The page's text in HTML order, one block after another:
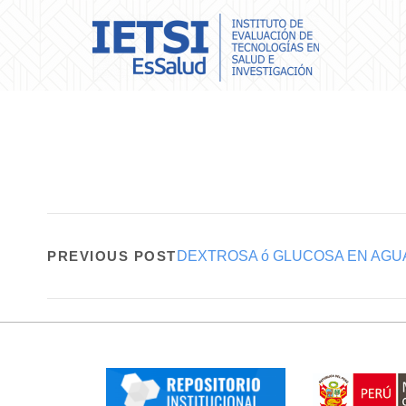
PREVIOUS POST DEXTROSA ó GLUCOSA EN